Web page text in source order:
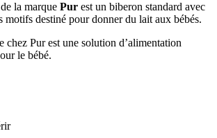
de la marque Pur est un biberon standard avec
motifs destiné pour donner du lait aux bébés.
chez Pur est une solution d’alimentation
le bébé.